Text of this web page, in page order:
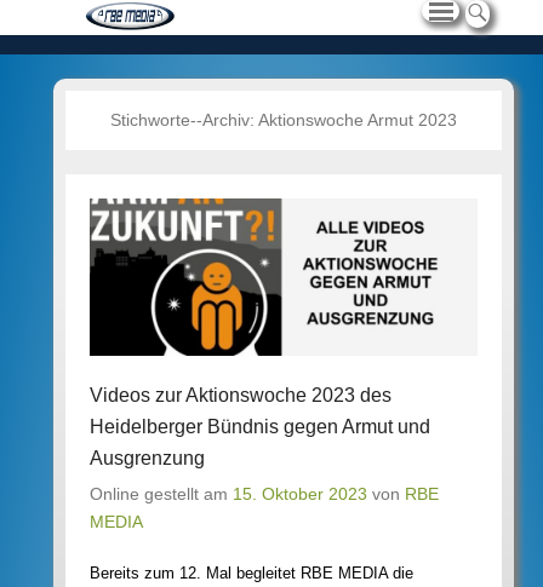
Stichworte--Archiv: Aktionswoche Armut 2023
Videos zur Aktionswoche 2023 des
Heidelberger Bündnis gegen Armut und
Ausgrenzung
Online gestellt am 15. Oktober 2023 von RBE
MEDIA
Bereits zum 12. Mal begleitet RBE MEDIA die